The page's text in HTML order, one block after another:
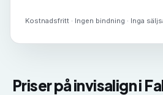
Kostnadsfritt · Ingen bindning · Inga
Priser påinvisaligni